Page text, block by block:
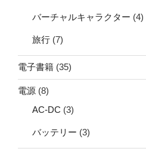
バーチャルキャラクター (4)
旅行 (7)
電子書籍 (35)
電源 (8)
AC-DC (3)
バッテリー (3)